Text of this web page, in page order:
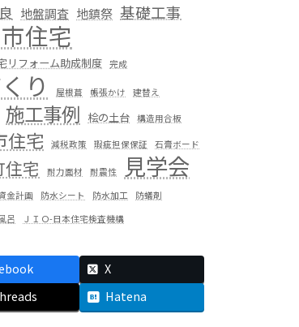
地盤調査 地鎮祭 基礎工事
住宅
リフォーム助成制度 完成
り 屋根葺 帳張かけ 建替え
施工事例 桧の土台 構造用合板
住宅 減税政策 瑕疵担保保証 石膏ボード
住宅 耐力面材 耐震性 見学会
金計画 防水シート 防水加工
防蟻剤
呂 ＪＩＯ-日本住宅検査機構
X
Hatena